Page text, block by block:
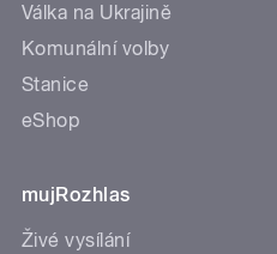
Válka na Ukrajině
Komunální volby
Stanice
eShop
mujRozhlas
Živé vysílání